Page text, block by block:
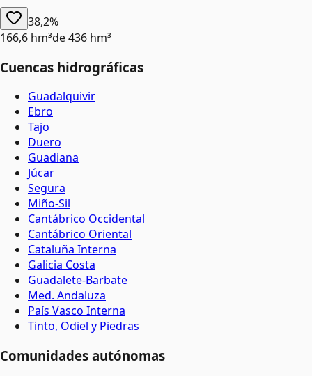
38,2%
166,6 hm³de436 hm³
Cuencas hidrográficas
Guadalquivir
Ebro
Tajo
Duero
Guadiana
Júcar
Segura
Miño-Sil
Cantábrico Occidental
Cantábrico Oriental
Cataluña Interna
Galicia Costa
Guadalete-Barbate
Med. Andaluza
País Vasco Interna
Tinto, Odiel y Piedras
Comunidades autónomas